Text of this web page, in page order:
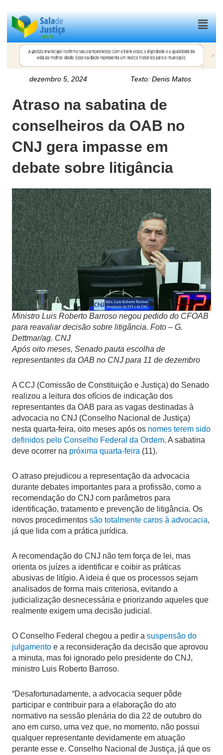
Menu
dezembro 5, 2024 Texto:Denis Matos
Atraso na sabatina de
conselheiros da OAB no
CNJ gera impasse em
debate sobre litigância
Ministro Luis Roberto Barroso negou pedido do CFOAB
para reavaliar decisão sobre litigância. Foto – G.
Dettmar/ag. CNJ
Após oito meses, Senado pauta escolha de
representantes da OAB no CNJ para 11 de dezembro
A CCJ (Comissão de Constituição e Justiça) do Senado
realizou a leitura dos ofícios de indicação dos
representantes da OAB para as vagas destinadas à
advocacia no CNJ (Conselho Nacional de Justiça)
nesta quarta-feira, oito meses após os nomes terem sido
definidos pelo Conselho Federal da Ordem. A sabatina
deve ocorrer na próxima quarta-feira (11).
O atraso prejudicou a representação da advocacia
durante debates importantes para a profissão, como a
recomendação do CNJ com parâmetros para
identificação, tratamento e prevenção de litigância. Os
novos procedimentossão totalmente caros à advocacia,
já que lida com a prática jurídica.
A recomendação do CNJ não tem força de lei, mas
orienta os juízes a identificar e coibir as práticas
abusivas de litígio. A ideia é que os processos sejam
analisados de forma mais criteriosa, evitando a
judicialização desnecessária e priorizando aqueles que
realmente exigem uma decisão judicial.
O Conselho Federal chegou a pedir a suspensão do
julgamentoe a reconsideração da decisão que aprovou
a minuta, mas foi ignorado pelo presidente do CNJ,
ministro Luis Roberto Barroso.
“Desafortunadamente, a advocacia sequer pôde
participar e contribuir para a elaboração do ato
normativo na sessão plenária do dia 22 de outubro do
ano em curso, uma vez que, no momento, não possui
qualquer representante devidamente em atuação
perante esse e. Conselho Nacional de Justiça, já que os